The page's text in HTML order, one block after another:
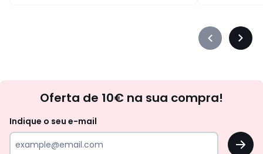
Précédent
Oferta de 10€ na sua compra!
Indique o seu e-mail
OK